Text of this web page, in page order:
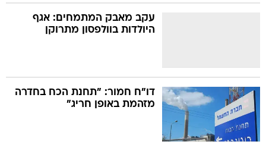
עקב מאבק המתמחים: אגף
היולדות בוולפסון מתרוקן
דו"ח חמור: "תחנת הכח בחדרה
מזהמת באופן חריג"